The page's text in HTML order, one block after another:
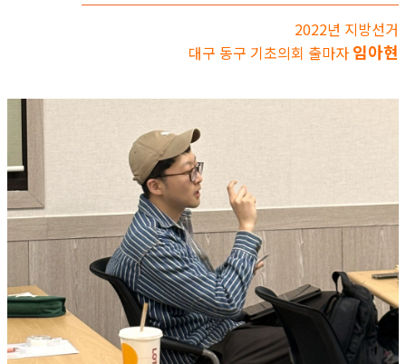
2022년 지방선거
대구 동구 기초의회 출마자 임아현